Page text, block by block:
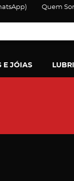
Quem
E JÓIAS